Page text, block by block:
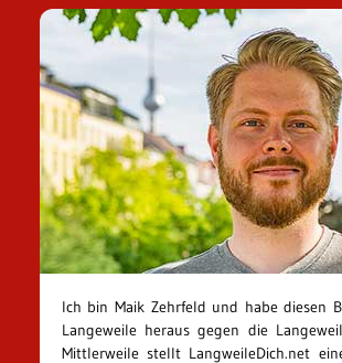
Ich bin Maik Zehrfeld und habe diesen
Langeweile heraus gegen die
Mittlerweile stellt LangweileDich.net